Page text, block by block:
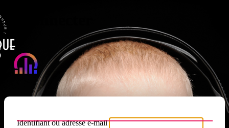
Se connecter
Atypique RADIO
Identifiant ou adresse e-mail